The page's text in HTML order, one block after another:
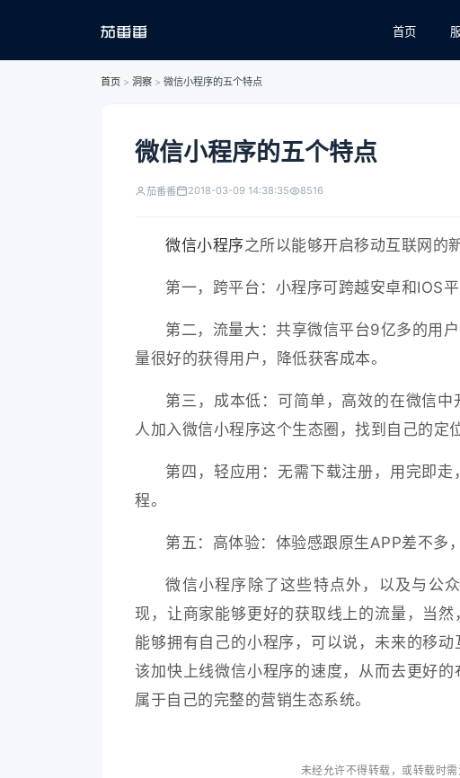
首页
首页 > 洞察 > 微信小程序的五个特点
微信小程序的五个特点
茄番番 2018-03-09 14:38:35 8516
微信小程序之所以能够开启移动互联网的
第一，跨平台：小程序可跨越安卓和IOS
第二，流量大：共享微信平台9亿多的用
量很好的获得用户，降低获客成本。
第三，成本低：可简单，高效的在微信
人加入微信小程序这个生态圈，找到自己的定位
第四，轻应用：无需下载注册，用完即
程。
第五：高体验：体验感跟原生APP差不多
微信小程序除了这些特点外，以及与公
现，让商家能够更好的获取线上的流量，当
能够拥有自己的小程序，可以说，未来的移
该加快上线微信小程序的速度，从而去更好
属于自己的完整的营销生态系统。
未经允许不得转载，或转载时